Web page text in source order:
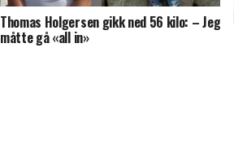
Thomas Holgersen gikk ned 56 kilo: – Jeg
måtte gå «all in»